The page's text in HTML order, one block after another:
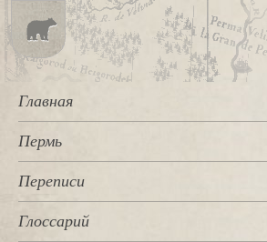
Главная
Пермь
Переписи
Глоссарий